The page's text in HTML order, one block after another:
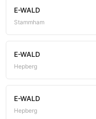
E-WALD
Stammham
E-WALD
Hepberg
E-WALD
Hepberg